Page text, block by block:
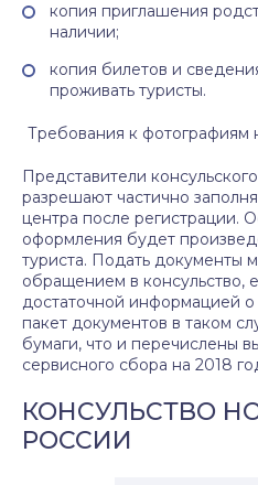
копия приглашения
наличии;
копия билетов и
проживать туристы.
Требования к фотографиям
Представители
разрешают частично
центра после регистрации.
оформления будет
туриста. Подать документы
обращением в консульство,
достаточной информацией
пакет документов в таком
бумаги, что и перечислены
сервисного сбора на 2018
КОНСУЛЬСТВО
РОССИИ